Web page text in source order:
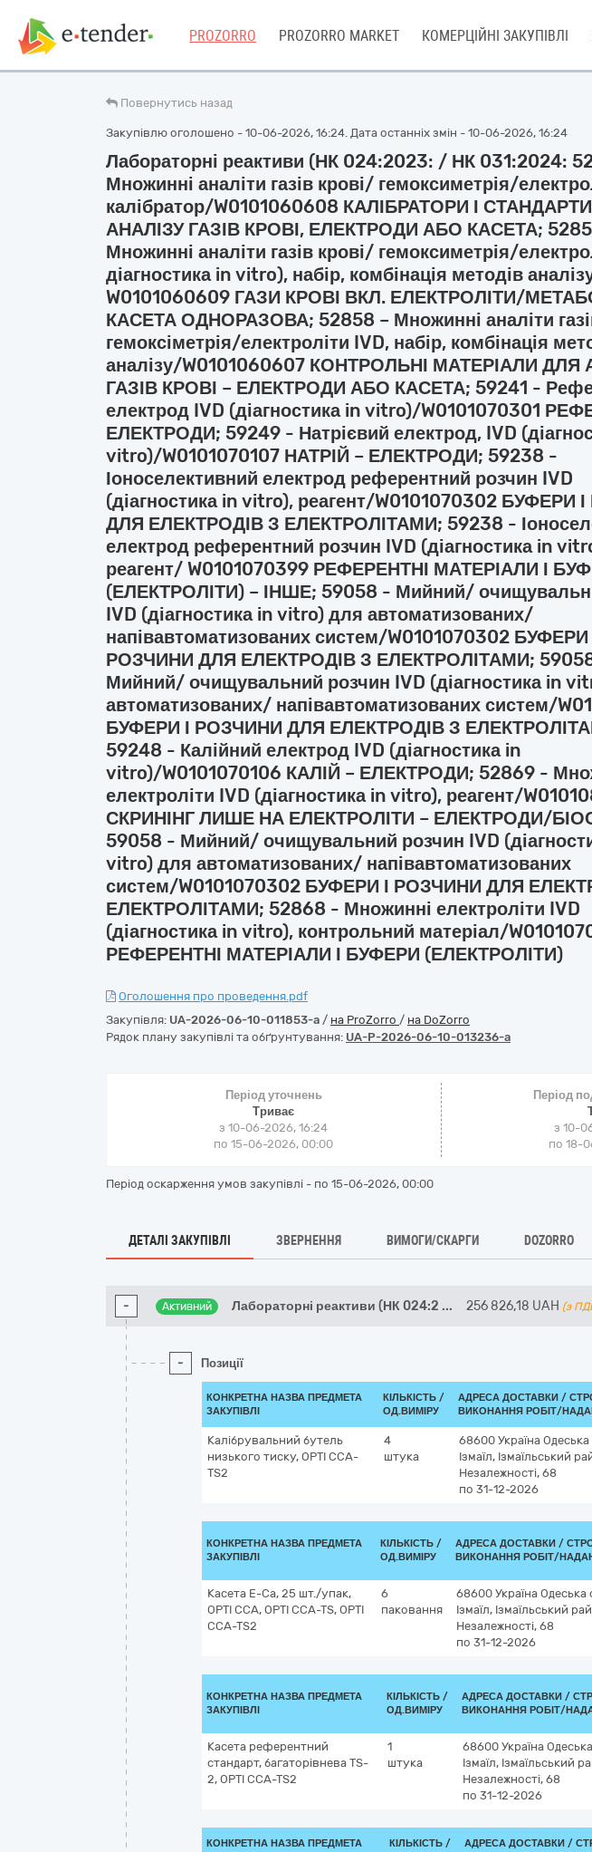
PROZORRO PROZORRO MARKET КОМЕРЦІЙНІ ЗАКУПІВЛІ
Повернутись назад
Закупівлю оголошено - 10-06-2026, 16:24. Дата останніх змін - 10-06-2026, 16:24
Лабораторні реактиви (НК 024:2023: / НК 031:2024:
Множинні аналіти газів крові/ гемоксиметрія/
калібратор/W0101060608 КАЛІБРАТОРИ І
АНАЛІЗУ ГАЗІВ КРОВІ, ЕЛЕКТРОДИ АБО КАСЕТА;
Множинні аналіти газів крові/ гемоксиметрія/
діагностика in vitro), набір, комбінація методів
W0101060609 ГАЗИ КРОВІ ВКЛ. ЕЛЕКТРОЛІТИ/
КАСЕТА ОДНОРАЗОВА; 52858 – Множинні аналіти
гемоксіметрія/електроліти IVD, набір, комбінація
аналізу/W0101060607 КОНТРОЛЬНІ МАТЕРІАЛИ ДЛЯ
ГАЗІВ КРОВІ – ЕЛЕКТРОДИ АБО КАСЕТА; 59241 -
електрод IVD (діагностика in vitro)/W0101070301
ЕЛЕКТРОДИ; 59249 - Натрієвий електрод, IVD
vitro)/W0101070107 НАТРІЙ – ЕЛЕКТРОДИ; 59238 -
Іоноселективний електрод референтний розчин IVD
(діагностика in vitro), реагент/W0101070302 БУФЕРИ
ДЛЯ ЕЛЕКТРОДІВ З ЕЛЕКТРОЛІТАМИ; 59238 -
електрод референтний розчин IVD (діагностика in
реагент/ W0101070399 РЕФЕРЕНТНІ МАТЕРІАЛИ І
(ЕЛЕКТРОЛІТИ) – ІНШЕ; 59058 - Мийний/
IVD (діагностика in vitro) для автоматизованих/
напівавтоматизованих систем/W0101070302 БУФЕРИ
РОЗЧИНИ ДЛЯ ЕЛЕКТРОДІВ З ЕЛЕКТРОЛІТАМИ;
Мийний/ очищувальний розчин IVD (діагностика in
автоматизованих/ напівавтоматизованих систем/
БУФЕРИ І РОЗЧИНИ ДЛЯ ЕЛЕКТРОДІВ З
59248 - Калійний електрод IVD (діагностика in
vitro)/W0101070106 КАЛІЙ – ЕЛЕКТРОДИ; 52869 -
електроліти IVD (діагностика in vitro), реагент/
СКРИНІНГ ЛИШЕ НА ЕЛЕКТРОЛІТИ – ЕЛЕКТРОДИ/
59058 - Мийний/ очищувальний розчин IVD
vitro) для автоматизованих/ напівавтоматизованих
систем/W0101070302 БУФЕРИ І РОЗЧИНИ ДЛЯ
ЕЛЕКТРОЛІТАМИ; 52868 - Множинні електроліти IVD
(діагностика in vitro), контрольний матеріал/
РЕФЕРЕНТНІ МАТЕРІАЛИ І БУФЕРИ (ЕЛЕКТРОЛІТИ)
Оголошення про проведення.pdf
Закупівля: UA-2026-06-10-011853-a / на ProZorro / на DoZorro
Рядок плану закупівлі та обґрунтування: UA-P-2026-06-10-013236-a
Період уточнень
Триває
з 10-06-2026, 16:24
по 15-06-2026, 00:00
Період
з 10-
по 18-
Період оскарження умов закупівлі - по 15-06-2026, 00:00
ДЕТАЛІ ЗАКУПІВЛІ ЗВЕРНЕННЯ ВИМОГИ/СКАРГИ DOZORRO
- Активний Лабораторні реактиви (НК 024:2 ... 256 826,18 UAH (з
- Позиції
КОНКРЕТНА НАЗВА ПРЕДМЕТА
ЗАКУПІВЛІ
КІЛЬКІСТЬ /
ОД.ВИМІРУ
АДРЕСА ДОСТАВКИ /
ВИКОНАННЯ РОБІТ/
Калібрувальний бутель
низького тиску, OPTI CCA-
TS2
4
штука
68600 Україна Одеська
Ізмаїл, Ізмаїльський
Незалежності, 68
по 31-12-2026
КОНКРЕТНА НАЗВА ПРЕДМЕТА
ЗАКУПІВЛІ
КІЛЬКІСТЬ /
ОД.ВИМІРУ
АДРЕСА ДОСТАВКИ /
ВИКОНАННЯ РОБІТ/
Касета E-Cа, 25 шт./упак,
OPTI CCA, OPTI CCA-TS, OPTI
CCA-TS2
6
паковання
68600 Україна Одеська
Ізмаїл, Ізмаїльський
Незалежності, 68
по 31-12-2026
КОНКРЕТНА НАЗВА ПРЕДМЕТА
ЗАКУПІВЛІ
КІЛЬКІСТЬ /
ОД.ВИМІРУ
АДРЕСА ДОСТАВКИ /
ВИКОНАННЯ РОБІТ/
Касета референтний
стандарт, багаторівнева TS-
2, OPTI CCA-TS2
1
штука
68600 Україна
Ізмаїл, Ізмаїльський
Незалежності, 68
по 31-12-2026
КОНКРЕТНА НАЗВА ПРЕДМЕТА
КІЛЬКІСТЬ /
АДРЕСА ДОСТАВКИ /